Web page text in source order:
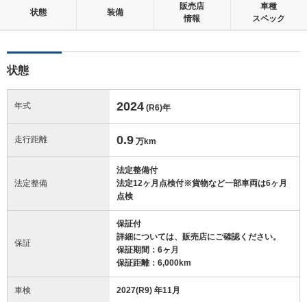
状態 装備
販売店
情報
車種
スペック
状態
年式 2024 (R6)年
走行距離 0.9 万km
法定整備
法定整備付
法定12ヶ月点検付※貨物など一部車両は6ヶ月
点検
保証
保証付
詳細については、販売店にご確認ください。
保証期間：6ヶ月
保証距離：6,000km
車検 2027(R9) 年11月